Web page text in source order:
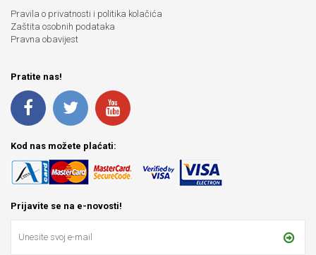
Pravila o privatnosti i politika kolačića
Zaštita osobnih podataka
Pravna obavijest
Pratite nas!
Kod nas možete plaćati:
Prijavite se na e-novosti!